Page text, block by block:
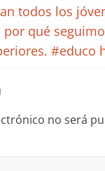
todos los
qué
#educo
no será